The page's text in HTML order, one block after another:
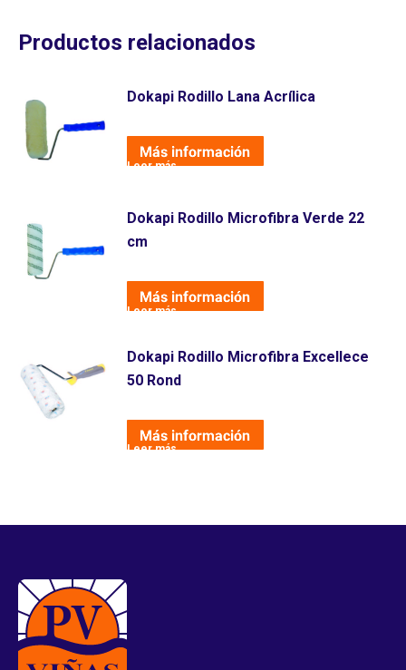
Productos relacionados
Dokapi Rodillo Lana Acrílica
Leer más
Dokapi Rodillo Microfibra Verde 22
cm
Leer más
Dokapi Rodillo Microfibra Excellece
50 Rond
Leer más